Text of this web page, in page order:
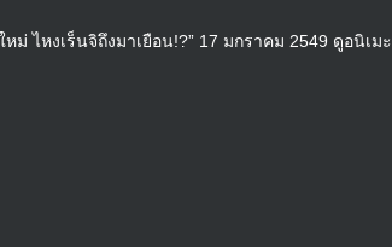
ไหงเร็นจิถึงมาเยือน!?” 17 มกราคม 2549 ดูอนิเมะ